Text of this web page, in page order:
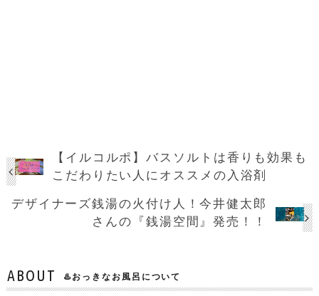
【イルコルポ】バスソルトは香りも効果も
こだわりたい人にオススメの入浴剤
デザイナーズ銭湯の火付け人！今井健太郎
さんの『銭湯空間』発売！！
ABOUT ♨️おっきなお風呂について